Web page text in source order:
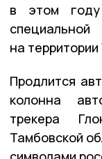
в этом году
на
Продлится
колонна
трекера
Тамбовской